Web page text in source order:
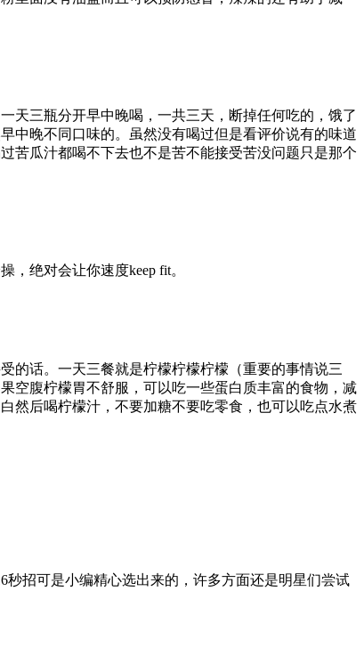
天三瓶分开早中晚喝，一共三天，断掉任何吃的，饿了
中晚不同口味的。虽然没有喝过但是看评价说有的味道
苦瓜汁都喝不下去也不是苦不能接受苦没问题只是那个
绝对会让你速度keep fit。
的话。一天三餐就是柠檬柠檬柠檬（重要的事情说三
空腹柠檬胃不舒服，可以吃一些蛋白质丰富的食物，减
然后喝柠檬汁，不要加糖不要吃零食，也可以吃点水煮
秒招可是小编精心选出来的，许多方面还是明星们尝试